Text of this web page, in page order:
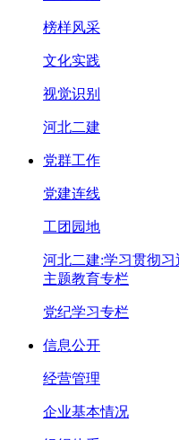
榜样风采
文化实践
视觉识别
河北二建
党群工作
党建连线
工团园地
河北二建:学习贯彻
主题教育专栏
党纪学习专栏
信息公开
经营管理
企业基本情况